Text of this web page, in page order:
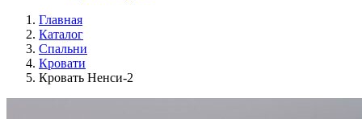
Главная
Каталог
Спальни
Кровати
Кровать Ненси-2